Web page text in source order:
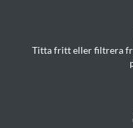
Tittafritteller filtrera